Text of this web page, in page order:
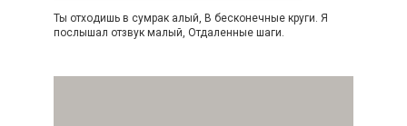
Ты отходишь в сумрак алый, В бесконечные круги. Я
послышал отзвук малый, Отдаленные шаги.